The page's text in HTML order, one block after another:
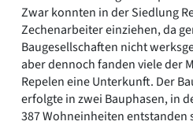
Zwar konnten in der Siedlung
Zechenarbeiter einziehen, da
Baugesellschaften nicht
aber dennoch fanden viele der
Repelen eine Unterkunft. Der
erfolgte in zwei Bauphasen, in
387 Wohneinheiten entstanden